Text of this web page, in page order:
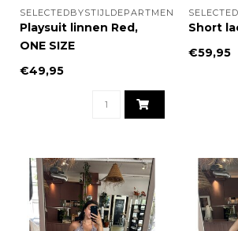
SELECTEDBYSTIJLDEPARTMENT
Playsuit linnen Red,
ONE SIZE
€49,95
Short
€59,95